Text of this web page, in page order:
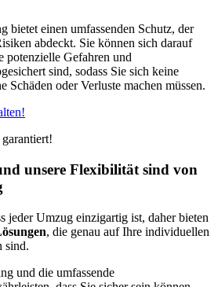
bietet einen umfassenden Schutz, der
abdeckt. Sie können sich darauf
potenzielle Gefahren und
sind, sodass Sie sich keine
Schäden oder Verluste machen müssen.
unsere Flexibilität sind von
jeder Umzug einzigartig ist, daher bieten
, die genau auf Ihre individuellen
sind.
und die umfassende